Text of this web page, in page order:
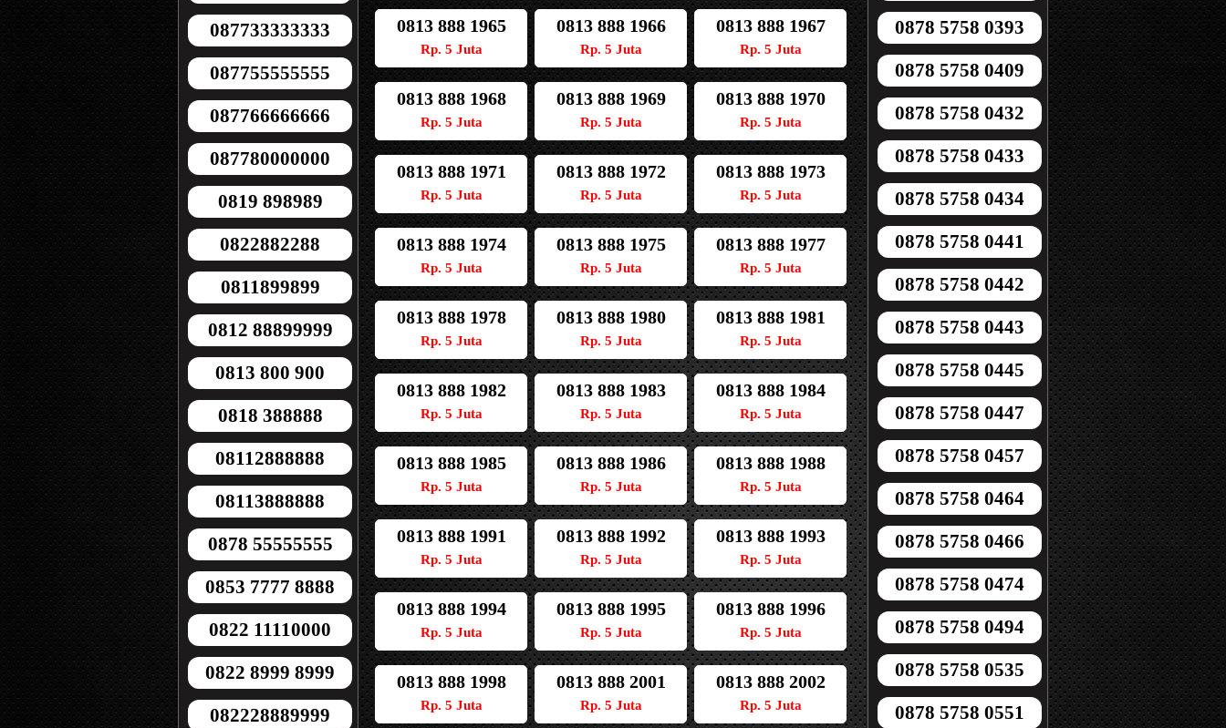
087733333333
087755555555
087766666666
087780000000
0819 898989
0822882288
0811899899
0812 88899999
0813 800 900
0818 388888
08112888888
08113888888
0878 55555555
0853 7777 8888
0822 11110000
0822 8999 8999
082228889999
0813 888 1965
Rp. 5 Juta
0813 888 1966
Rp. 5 Juta
0813 888 1967
Rp. 5 Juta
0813 888 1968
Rp. 5 Juta
0813 888 1969
Rp. 5 Juta
0813 888 1970
Rp. 5 Juta
0813 888 1971
Rp. 5 Juta
0813 888 1972
Rp. 5 Juta
0813 888 1973
Rp. 5 Juta
0813 888 1974
Rp. 5 Juta
0813 888 1975
Rp. 5 Juta
0813 888 1977
Rp. 5 Juta
0813 888 1978
Rp. 5 Juta
0813 888 1980
Rp. 5 Juta
0813 888 1981
Rp. 5 Juta
0813 888 1982
Rp. 5 Juta
0813 888 1983
Rp. 5 Juta
0813 888 1984
Rp. 5 Juta
0813 888 1985
Rp. 5 Juta
0813 888 1986
Rp. 5 Juta
0813 888 1988
Rp. 5 Juta
0813 888 1991
Rp. 5 Juta
0813 888 1992
Rp. 5 Juta
0813 888 1993
Rp. 5 Juta
0813 888 1994
Rp. 5 Juta
0813 888 1995
Rp. 5 Juta
0813 888 1996
Rp. 5 Juta
0813 888 1998
Rp. 5 Juta
0813 888 2001
Rp. 5 Juta
0813 888 2002
Rp. 5 Juta
0878 5758 0393
0878 5758 0409
0878 5758 0432
0878 5758 0433
0878 5758 0434
0878 5758 0441
0878 5758 0442
0878 5758 0443
0878 5758 0445
0878 5758 0447
0878 5758 0457
0878 5758 0464
0878 5758 0466
0878 5758 0474
0878 5758 0494
0878 5758 0535
0878 5758 0551